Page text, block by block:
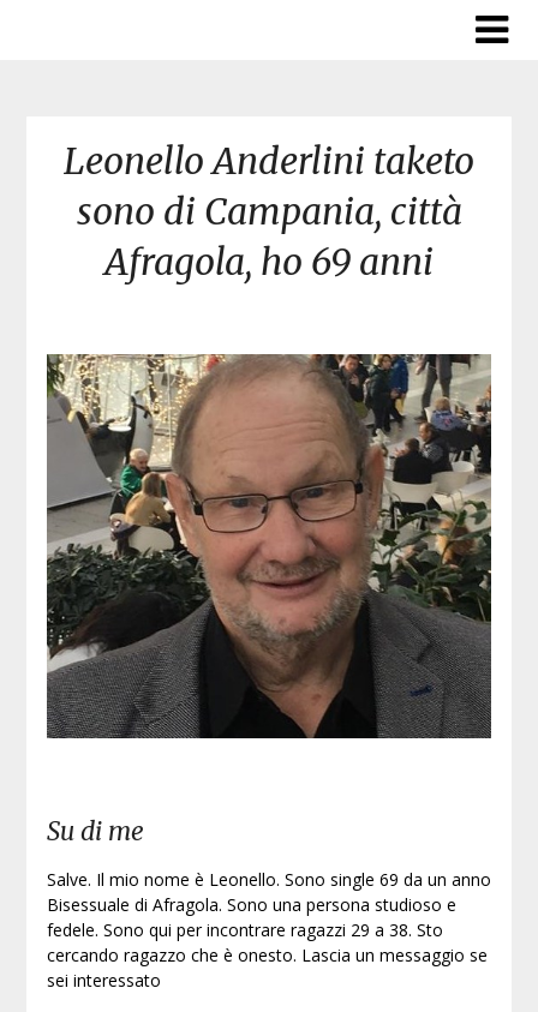
Leonello Anderlini taketo
sono di Campania, città
Afragola, ho 69 anni
Su di me
Salve. Il mio nome è Leonello. Sono single 69 da un anno
Bisessuale di Afragola. Sono una persona studioso e
fedele. Sono qui per incontrare ragazzi 29 a 38. Sto
cercando ragazzo che è onesto. Lascia un messaggio se
sei interessato